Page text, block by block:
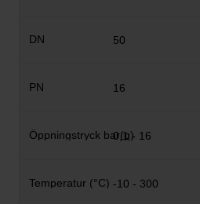
50
16
0,1 - 16
-10 - 300